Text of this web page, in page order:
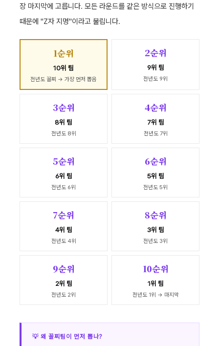
장 마지막에 고릅니다. 모든 라운드를 같은 방식으로 진행하기
때문에 "Z자 지명"이라고 불립니다.
1순위
10위 팀
전년도 꼴찌 → 가장 먼저 뽑음
2순위
9위 팀
전년도 9위
3순위
8위 팀
전년도 8위
4순위
7위 팀
전년도 7위
5순위
6위 팀
전년도 6위
6순위
5위 팀
전년도 5위
7순위
4위 팀
전년도 4위
8순위
3위 팀
전년도 3위
9순위
2위 팀
전년도 2위
10순위
1위 팀
전년도 1위 → 마지막
💡 왜 꼴찌팀이 먼저 뽑나?